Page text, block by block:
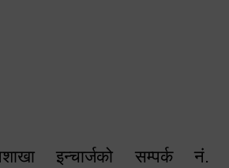
इन्चार्जको सम्पर्क नं.